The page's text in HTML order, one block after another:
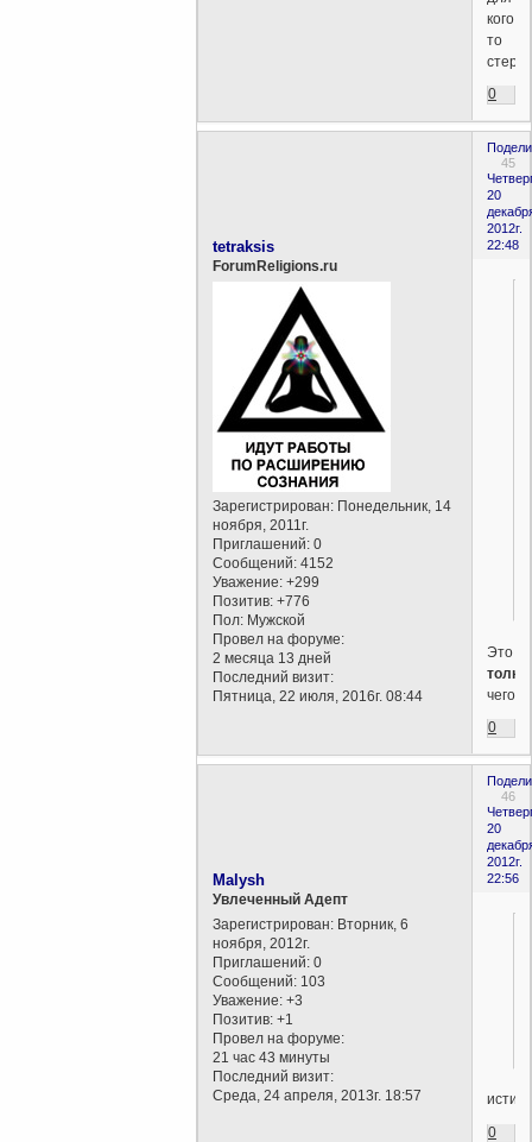
кого
то
0
45
20
2012г.
22:48
tetraksis
ForumReligions.ru
Зарегистрирован: Понедельник, 14
ноября, 2011г.
Приглашений: 0
Сообщений: 4152
Уважение: +299
Позитив: +776
Пол: Мужской
Провел на форуме:
2 месяца 13 дней
Последний визит:
Пятница, 22 июля, 2016г. 08:44
Это
чего?
0
46
20
2012г.
22:56
Malysh
Увлеченный Адепт
Зарегистрирован: Вторник, 6
ноября, 2012г.
Приглашений: 0
Сообщений: 103
Уважение: +3
Позитив: +1
Провел на форуме:
21 час 43 минуты
Последний визит:
Среда, 24 апреля, 2013г. 18:57
0